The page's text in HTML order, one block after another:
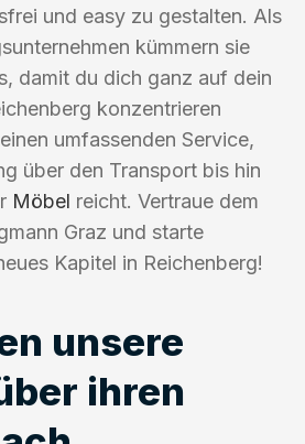
und easy zu gestalten. Als
kümmern sie
damit du dich ganz auf dein
konzentrieren
umfassenden Service,
über den Transport bis hin
Möbel reicht. Vertraue dem
Graz und starte
Kapitel in Reichenberg!
unsere
ihren